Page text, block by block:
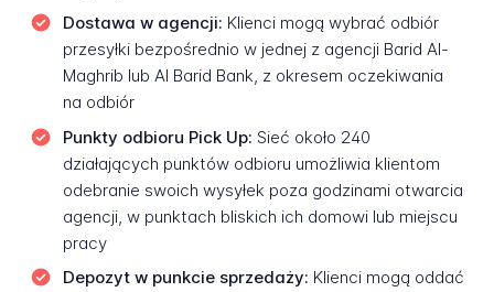
Dostawa w agencji: Klienci mogą wybrać odbiór
przesyłki bezpośrednio w jednej z agencji Barid Al-
Maghrib lub Al Barid Bank, z okresem oczekiwania
na odbiór
Punkty odbioru Pick Up: Sieć około 240
działających punktów odbioru umożliwia klientom
odebranie swoich wysyłek poza godzinami otwarcia
agencji, w punktach bliskich ich domowi lub miejscu
pracy
Depozyt w punkcie sprzedaży: Klienci mogą oddać